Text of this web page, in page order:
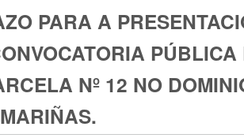
PARA A
Nº 12 NO